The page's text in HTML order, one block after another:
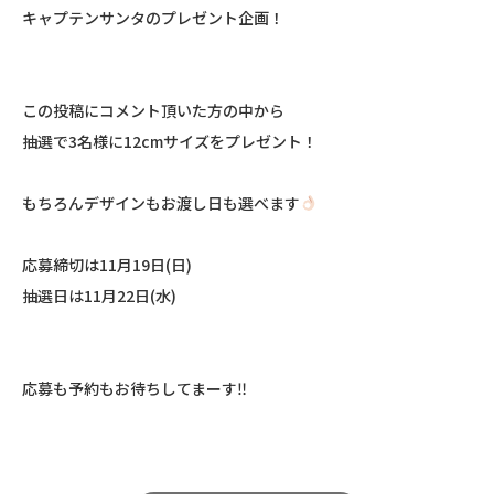
キャプテンサンタのプレゼント企画！ㅤㅤㅤㅤㅤㅤㅤㅤㅤㅤㅤㅤㅤ
この投稿にコメント頂いた方の中からㅤㅤㅤㅤㅤㅤㅤㅤㅤㅤㅤㅤㅤ
抽選で3名様にㅤㅤㅤㅤㅤㅤㅤㅤㅤㅤㅤㅤㅤ12cmサイズをプレゼント！ㅤㅤㅤㅤㅤㅤㅤㅤㅤㅤㅤㅤㅤ
もちろんデザインもお渡し日も選べます
応募締切は11月19日(日)ㅤㅤㅤㅤㅤㅤㅤㅤㅤㅤㅤㅤㅤ
抽選日は11月22日(水)ㅤㅤㅤㅤㅤㅤㅤㅤㅤㅤㅤㅤㅤ
応募も予約もお待ちしてまーす‼︎